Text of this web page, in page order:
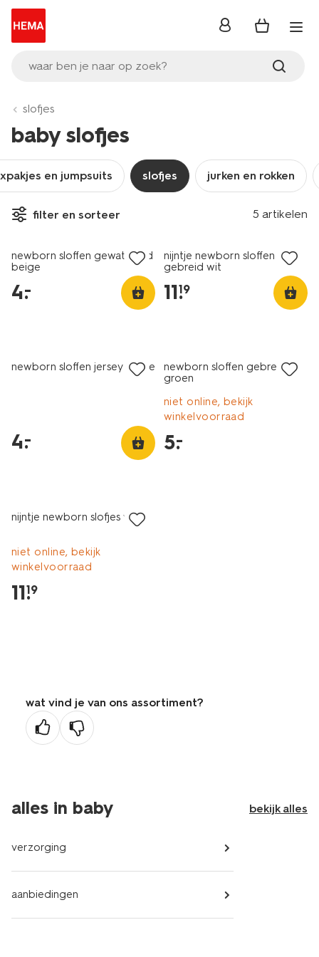
waar ben je naar op zoek?
inloggen
slofjes
baby slofjes
en jumpsuits slofjes jurken en rokken
filter en sorteer 5 artikelen
laag geprijsd
newborn sloffen gewatteerd
beige
4.
–
nijntje newborn sloffen
gebreid wit
11.
19
newborn sloffen jersey beige
4.
–
newborn sloffen gebreid
groen
niet online, bekijk
winkelvoorraad
5.
–
nijntje newborn slofjes wit
niet online, bekijk
winkelvoorraad
11.
19
wat vind je van ons assortiment?
alles in baby bekijk alles
verzorging
aanbiedingen